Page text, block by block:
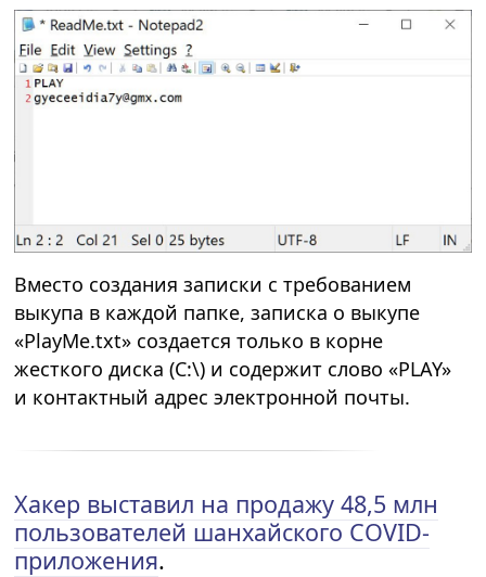
Вместо создания записки с требованием
выкупа в каждой папке, записка о выкупе
«PlayMe.txt» создается только в корне
жесткого диска (C:\) и содержит слово «PLAY»
и контактный адрес электронной почты.
Хакер выставил на продажу 48,5 млн
пользователей шанхайского COVID-
приложения.